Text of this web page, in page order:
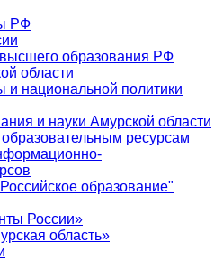
РФ
образования РФ
области
и национальной политики
и науки Амурской области
ресурсам
образование"
России»
область»